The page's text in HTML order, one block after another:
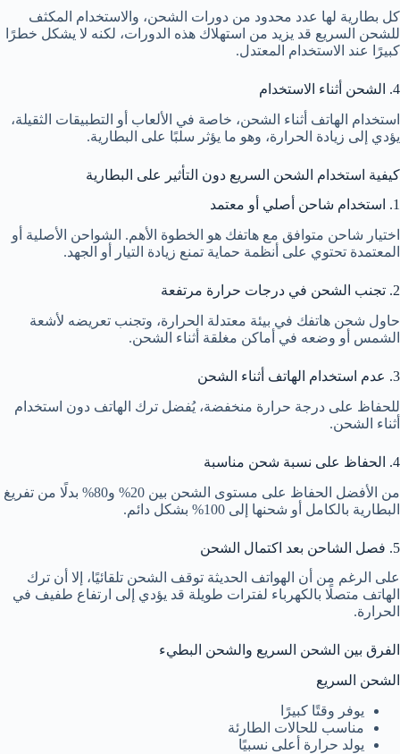
كل بطارية لها عدد محدود من دورات الشحن، والاستخدام المكثف
للشحن السريع قد يزيد من استهلاك هذه الدورات، لكنه لا يشكل خطرًا
كبيرًا عند الاستخدام المعتدل.
4. الشحن أثناء الاستخدام
استخدام الهاتف أثناء الشحن، خاصة في الألعاب أو التطبيقات الثقيلة،
يؤدي إلى زيادة الحرارة، وهو ما يؤثر سلبًا على البطارية.
كيفية استخدام الشحن السريع دون التأثير على البطارية
1. استخدام شاحن أصلي أو معتمد
اختيار شاحن متوافق مع هاتفك هو الخطوة الأهم. الشواحن الأصلية أو
المعتمدة تحتوي على أنظمة حماية تمنع زيادة التيار أو الجهد.
2. تجنب الشحن في درجات حرارة مرتفعة
حاول شحن هاتفك في بيئة معتدلة الحرارة، وتجنب تعريضه لأشعة
الشمس أو وضعه في أماكن مغلقة أثناء الشحن.
3. عدم استخدام الهاتف أثناء الشحن
للحفاظ على درجة حرارة منخفضة، يُفضل ترك الهاتف دون استخدام
أثناء الشحن.
4. الحفاظ على نسبة شحن مناسبة
من الأفضل الحفاظ على مستوى الشحن بين 20% و80% بدلًا من تفريغ
البطارية بالكامل أو شحنها إلى 100% بشكل دائم.
5. فصل الشاحن بعد اكتمال الشحن
على الرغم من أن الهواتف الحديثة توقف الشحن تلقائيًا، إلا أن ترك
الهاتف متصلًا بالكهرباء لفترات طويلة قد يؤدي إلى ارتفاع طفيف في
الحرارة.
الفرق بين الشحن السريع والشحن البطيء
الشحن السريع
يوفر وقتًا كبيرًا
مناسب للحالات الطارئة
يولد حرارة أعلى نسبيًا